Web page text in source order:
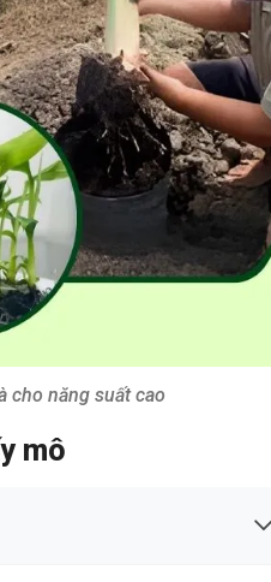
cho năng suất cao
mô